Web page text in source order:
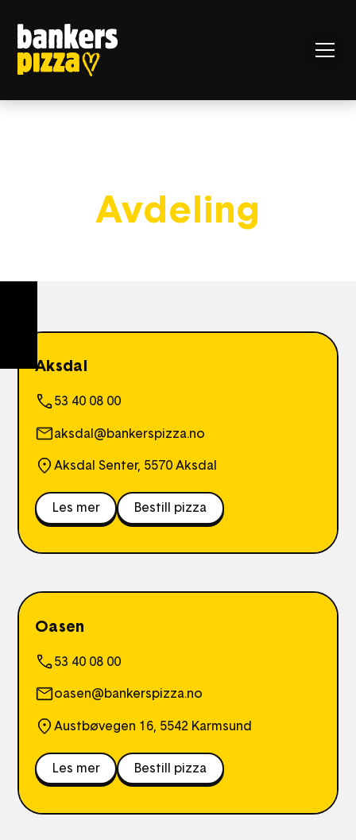
Avdeling
Aksdal
53 40 08 00
aksdal@bankerspizza.no
Aksdal Senter, 5570 Aksdal
Les mer Bestill pizza
Oasen
53 40 08 00
oasen@bankerspizza.no
Austbøvegen 16, 5542 Karmsund
Les mer Bestill pizza